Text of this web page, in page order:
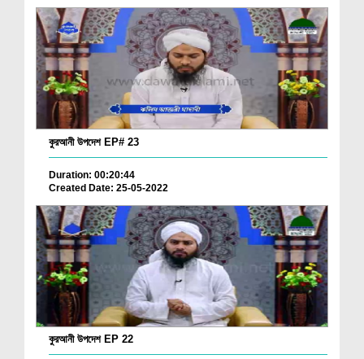
কুরআনী উপদেশ EP# 23
Duration: 00:20:44
Created Date: 25-05-2022
কুরআনী উপদেশ EP 22